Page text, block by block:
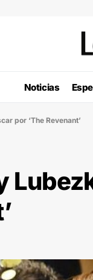
Noticias
por ‘The Revenant’